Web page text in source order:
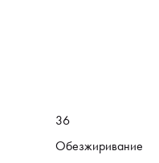
36
Обезжиривание